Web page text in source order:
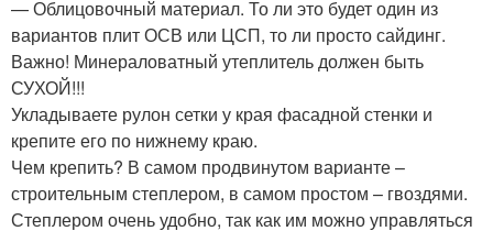
— Облицовочный материал. То ли это будет один из
вариантов плит ОСВ или ЦСП, то ли просто сайдинг.
Важно! Минераловатный утеплитель должен быть
СУХОЙ!!!
Укладываете рулон сетки у края фасадной стенки и
крепите его по нижнему краю.
Чем крепить? В самом продвинутом варианте –
строительным степлером, в самом простом – гвоздями.
Степлером очень удобно, так как им можно управляться